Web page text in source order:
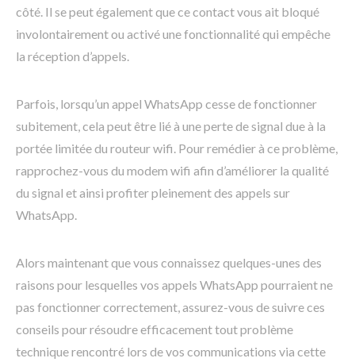
côté. Il se peut également que ce contact vous ait bloqué
involontairement ou activé une fonctionnalité qui empêche
la réception d’appels.
Parfois, lorsqu’un appel WhatsApp cesse de fonctionner
subitement, cela peut être lié à une perte de signal due à la
portée limitée du routeur wifi. Pour remédier à ce problème,
rapprochez-vous du modem wifi afin d’améliorer la qualité
du signal et ainsi profiter pleinement des appels sur
WhatsApp.
Alors maintenant que vous connaissez quelques-unes des
raisons pour lesquelles vos appels WhatsApp pourraient ne
pas fonctionner correctement, assurez-vous de suivre ces
conseils pour résoudre efficacement tout problème
technique rencontré lors de vos communications via cette